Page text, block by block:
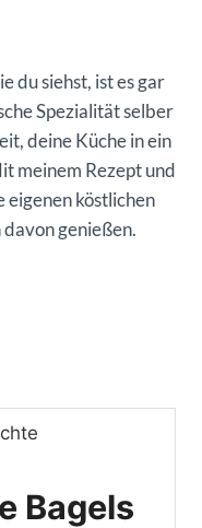
du siehst, ist es gar
Spezialität selber
deine Küche in ein
meinem Rezept und
eigenen köstlichen
genießen.
Bagels